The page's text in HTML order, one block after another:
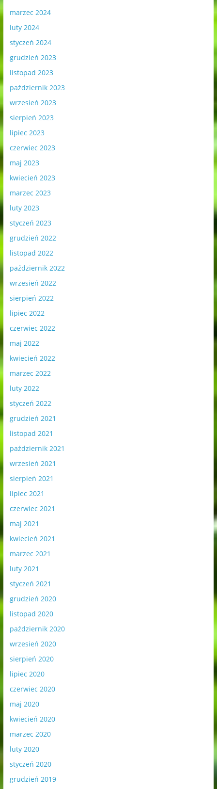
marzec 2024
luty 2024
styczeń 2024
grudzień 2023
listopad 2023
październik 2023
wrzesień 2023
sierpień 2023
lipiec 2023
czerwiec 2023
maj 2023
kwiecień 2023
marzec 2023
luty 2023
styczeń 2023
grudzień 2022
listopad 2022
październik 2022
wrzesień 2022
sierpień 2022
lipiec 2022
czerwiec 2022
maj 2022
kwiecień 2022
marzec 2022
luty 2022
styczeń 2022
grudzień 2021
listopad 2021
październik 2021
wrzesień 2021
sierpień 2021
lipiec 2021
czerwiec 2021
maj 2021
kwiecień 2021
marzec 2021
luty 2021
styczeń 2021
grudzień 2020
listopad 2020
październik 2020
wrzesień 2020
sierpień 2020
lipiec 2020
czerwiec 2020
maj 2020
kwiecień 2020
marzec 2020
luty 2020
styczeń 2020
grudzień 2019